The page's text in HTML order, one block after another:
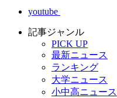
youtube
記事ジャンル
PICK UP
最新ニュース
ランキング
大学ニュース
小中高ニュース